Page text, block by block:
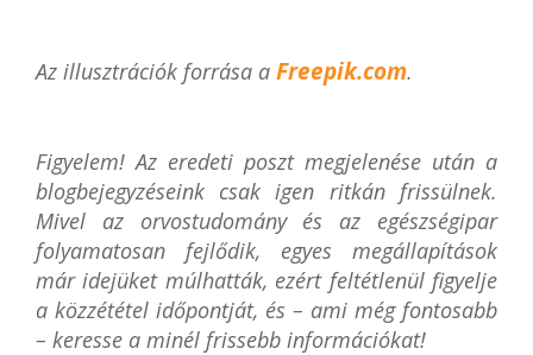
Az illusztrációk forrása a Freepik.com.
Figyelem! Az eredeti poszt megjelenése után a
blogbejegyzéseink csak igen ritkán frissülnek.
Mivel az orvostudomány és az egészségipar
folyamatosan fejlődik, egyes megállapítások
már idejüket múlhatták, ezért feltétlenül figyelje
a közzététel időpontját, és – ami még fontosabb
– keresse a minél frissebb információkat!